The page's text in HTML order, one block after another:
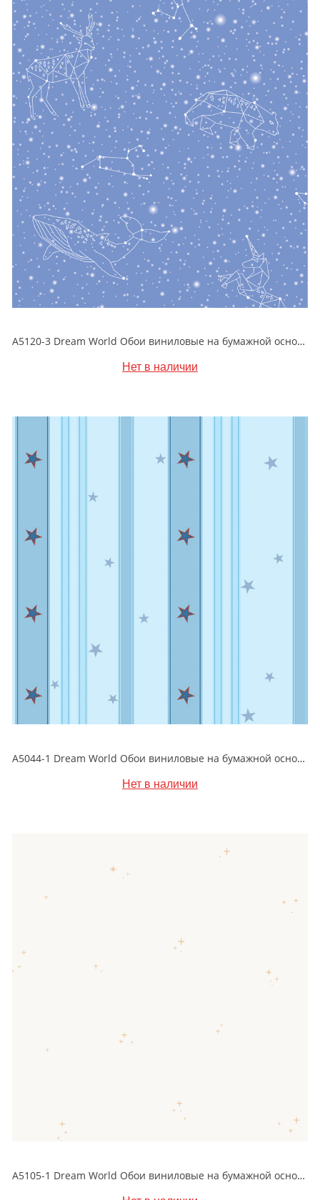
A5120-3 Dream World Обои виниловые на бумажной основе 1.06*15.6
Нет в наличии
A5044-1 Dream World Обои виниловые на бумажной основе 1.06*15.6
Нет в наличии
A5105-1 Dream World Обои виниловые на бумажной основе 1.06*15.6